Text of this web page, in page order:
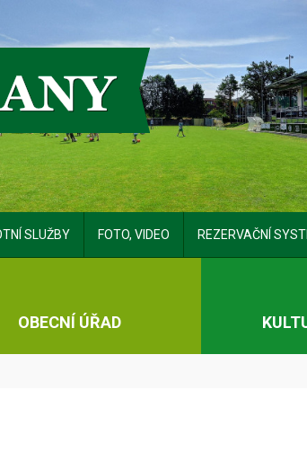
SLUŽBY FOTO, VIDEO REZERVAČNÍ
OBECNÍ ÚŘAD